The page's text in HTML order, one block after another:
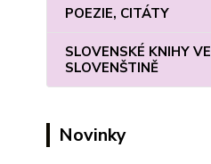
POEZIE, CITÁTY
SLOVENSKÉ KNIHY VE
SLOVENŠTINĚ
Novinky